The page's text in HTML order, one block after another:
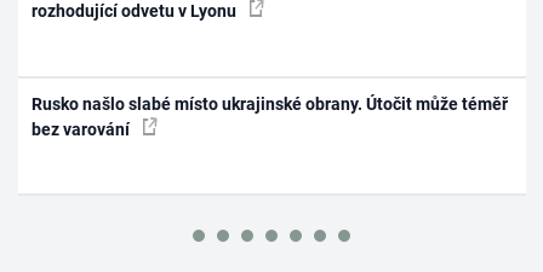
rozhodující odvetu v Lyonu
Rusko našlo slabé místo ukrajinské obrany. Útočit může téměř
bez varování